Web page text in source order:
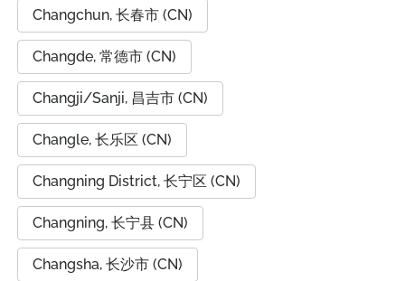
Changchun, 长春市 (CN)
Changde, 常德市 (CN)
Changji/Sanji, 昌吉市 (CN)
Changle, 长乐区 (CN)
Changning District, 长宁区 (CN)
Changning, 长宁县 (CN)
Changsha, 长沙市 (CN)